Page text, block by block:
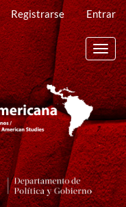
Registrarse Entrar